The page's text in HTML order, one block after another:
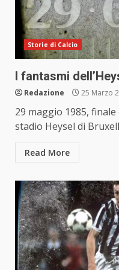
Storie di Calcio
I fantasmi
Redazione 25 Marzo
29 maggio 1985,
stadio Heysel di
Read More